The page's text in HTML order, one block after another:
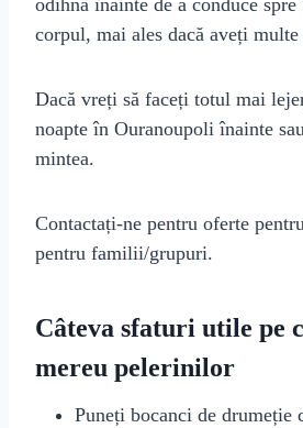
odihnă înainte de a conduce
corpul, mai ales dacă aveți
Dacă vreți să faceți totul mai
noapte în Ouranoupoli înainte
mintea.
Contactați-ne pentru oferte
pentru familii/grupuri.
Câteva sfaturi utile pe
mereu pelerinilor
Puneți bocanci de drumeție